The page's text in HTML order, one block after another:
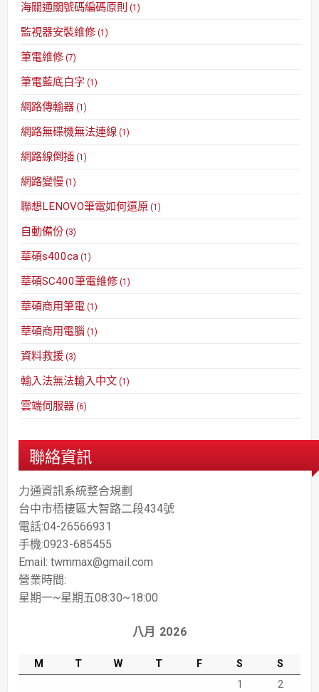
海關通關號碼編碼原則 (1)
監視器安裝維修 (1)
筆電維修 (7)
筆電藍底白字 (1)
網路傳輸器 (1)
網路無碟機無法連線 (1)
網路線倒插 (1)
網路變慢 (1)
聯想LENOVO筆電如何還原 (1)
自動備份 (3)
華碩s400ca (1)
華碩SC400筆電維修 (1)
華碩商用筆電 (1)
華碩商用電腦 (1)
資料救援 (3)
輸入法無法輸入中文 (1)
雲端伺服器 (6)
聯絡資訊
力通資訊系統整合規劃
台中市梧棲區大智路二段434號
電話:04-26566931
手機:0923-685455
Email: twmmax@gmail.com
營業時間:
星期一~星期五08:30~18:00
八月 2026
M T W T F S
S
1
2